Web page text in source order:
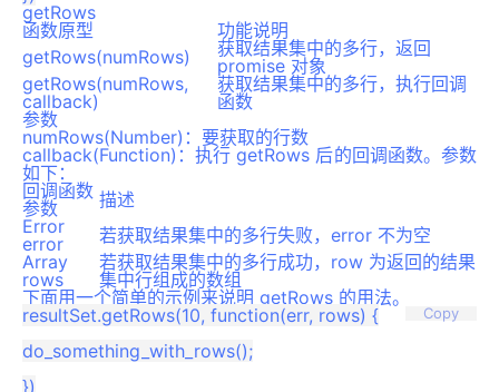
getRows
函数原型
功能说明
getRows(numRows)
获取结果集中的多行，返回
promise 对象
getRows(numRows,
callback)
获取结果集中的多行，执行回调
函数
参数
numRows(Number)：要获取的行数
callback(Function)：执行 getRows 后的回调函数。参数
如下：
回调函数
参数
描述
Error
error
若获取结果集中的多行失败，error 不为空
Array
rows
若获取结果集中的多行成功，row 为返回的结果
集中行组成的数组
下面用一个简单的示例来说明 getRows 的用法。
Copy
resultSet.getRows(10, function(err, rows) {
do_something_with_rows();